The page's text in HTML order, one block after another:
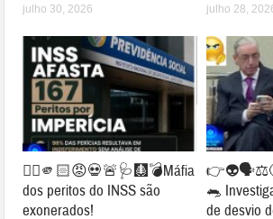
julho 30, 2026 julho 28,
👉🏻🫵🏻😡💀🚨🩺🩻💣Máfia
dos peritos do INSS são
exonerados!
🐀
de desvio